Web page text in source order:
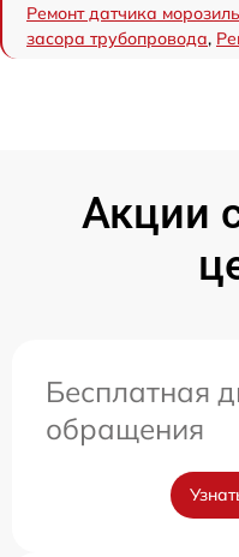
Ремонт датчика
засора трубопровода,
Акции
Бесплатная
обращения